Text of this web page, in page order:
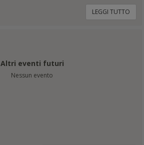
LEGGI TUTTO
Altri eventi futuri
Nessun evento